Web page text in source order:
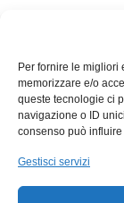
Per fornire le migliori
memorizzare e/o
queste tecnologie ci
navigazione o ID
consenso può
Gestisci servizi
veloci nello
mio primo anno
bocciavano il
curiosa di sapere